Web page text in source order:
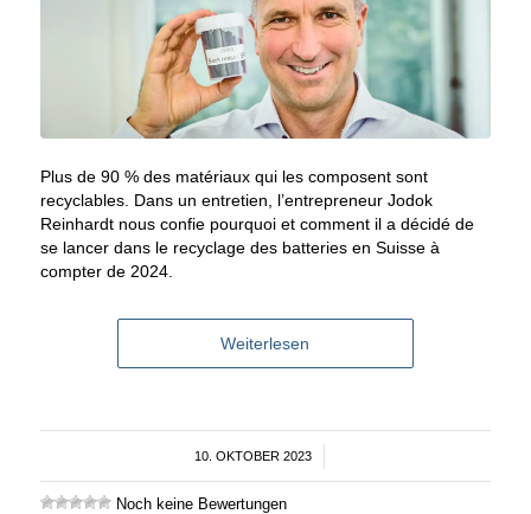
Plus de 90 % des matériaux qui les composent sont
recyclables. Dans un entretien, l’entrepreneur Jodok
Reinhardt nous confie pourquoi et comment il a décidé de
se lancer dans le recyclage des batteries en Suisse à
compter de 2024.
Weiterlesen
10. OKTOBER 2023
/
Noch keine Bewertungen